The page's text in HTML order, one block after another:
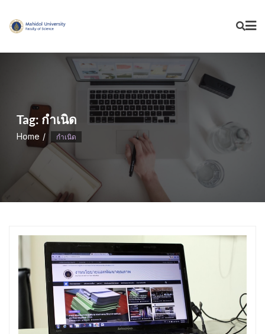
content
Tag: กำเนิด
Home กำเนิด